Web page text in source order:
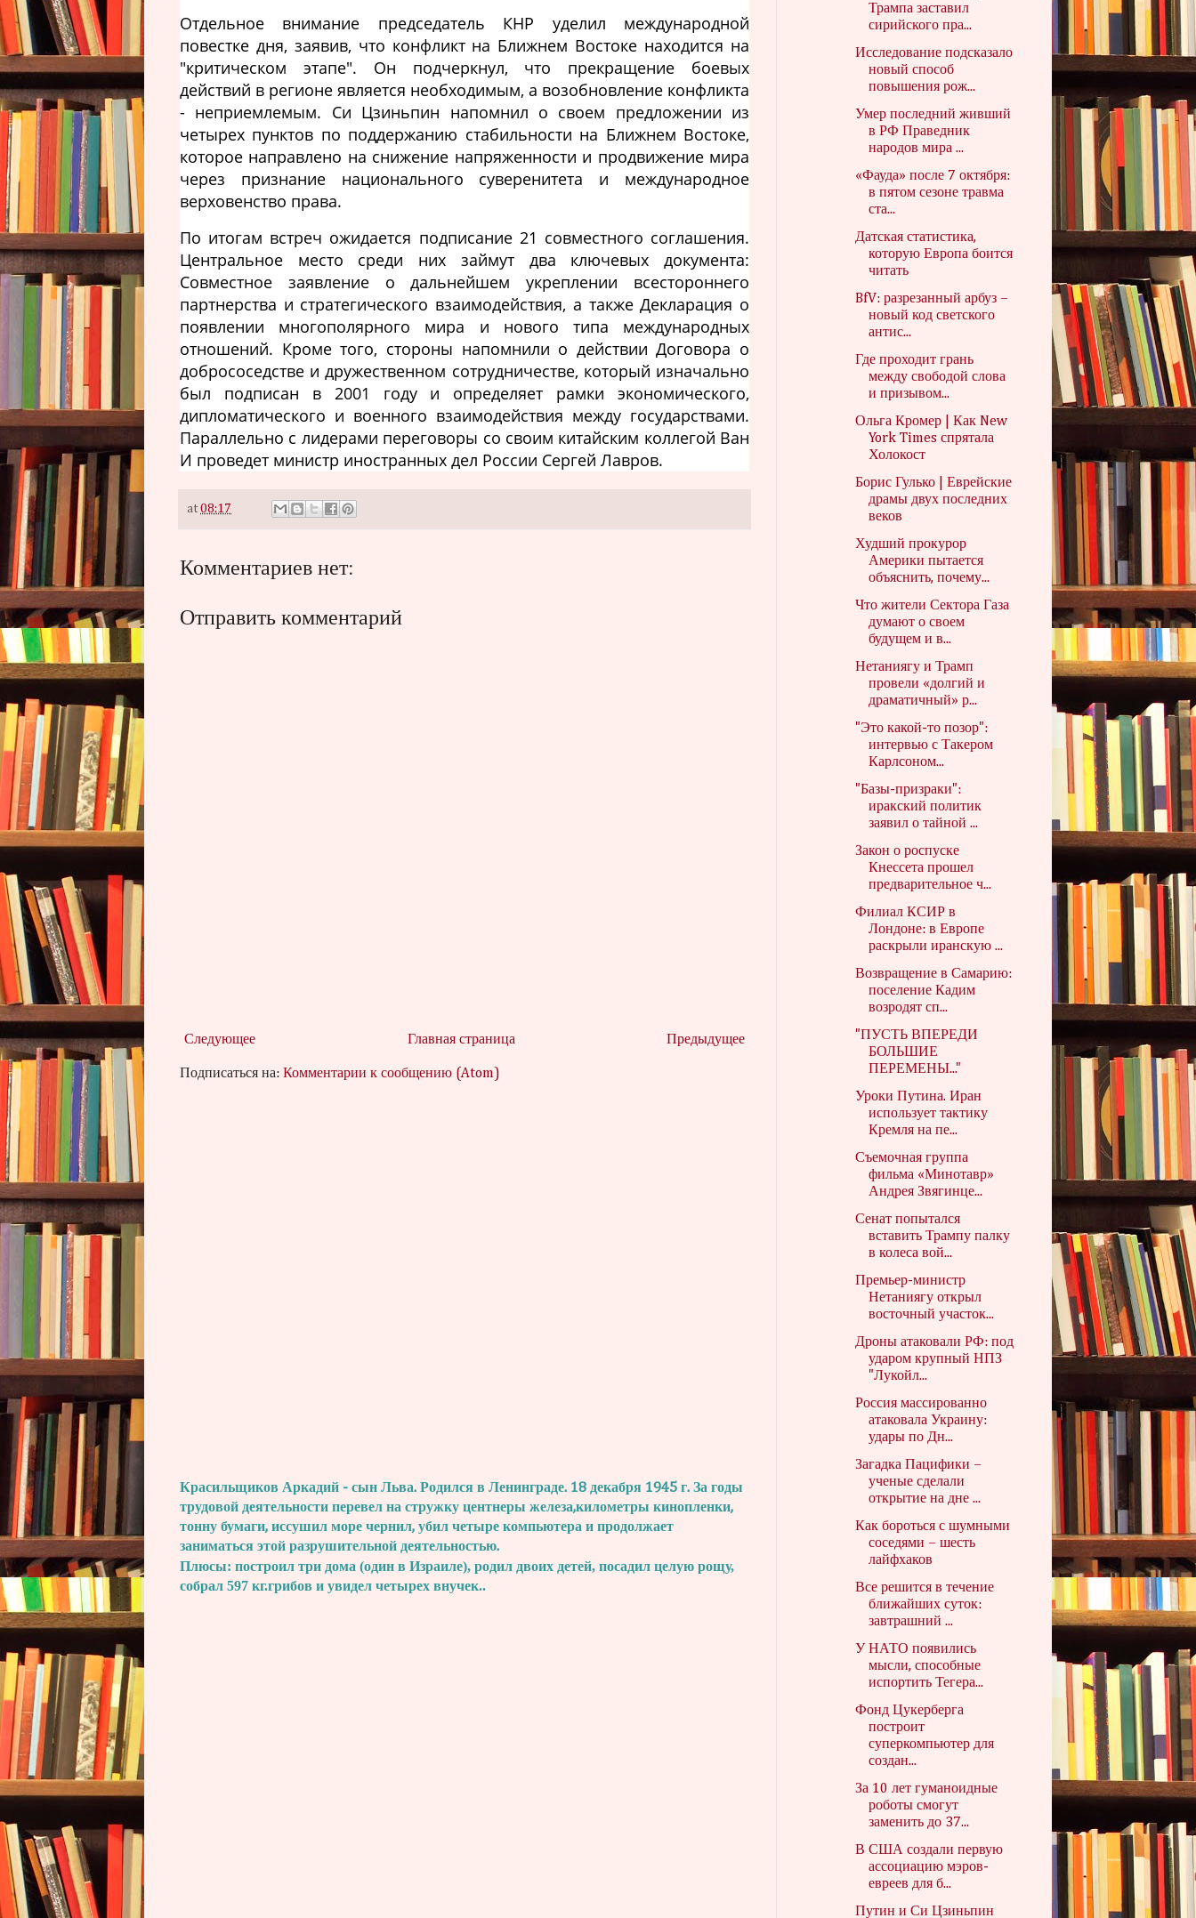
Отдельное внимание председатель КНР уделил международной
повестке дня, заявив, что конфликт на Ближнем Востоке находится на
"критическом этапе". Он подчеркнул, что прекращение боевых
действий в регионе является необходимым, а возобновление конфликта
- неприемлемым. Си Цзиньпин напомнил о своем предложении из
четырех пунктов по поддержанию стабильности на Ближнем Востоке,
которое направлено на снижение напряженности и продвижение мира
через признание национального суверенитета и международное
верховенство права.
По итогам встреч ожидается подписание 21 совместного соглашения.
Центральное место среди них займут два ключевых документа:
Совместное заявление о дальнейшем укреплении всестороннего
партнерства и стратегического взаимодействия, а также Декларация о
появлении многополярного мира и нового типа международных
отношений. Кроме того, стороны напомнили о действии Договора о
добрососедстве и дружественном сотрудничестве, который изначально
был подписан в 2001 году и определяет рамки экономического,
дипломатического и военного взаимодействия между государствами.
Параллельно с лидерами переговоры со своим китайским коллегой Ван
И проведет министр иностранных дел России Сергей Лавров.
at08:17
Комментариев нет:
Отправить комментарий
Следующее Предыдущее
Главная страница
Подписаться на: Комментарии к сообщению (Atom)
Красильщиков Аркадий - сын Льва. Родился в Ленинграде. 18 декабря 1945 г. За годы
трудовой деятельности перевел на стружку центнеры железа,километры кинопленки,
тонну бумаги, иссушил море чернил, убил четыре компьютера и продолжает
заниматься этой разрушительной деятельностью.
Плюсы: построил три дома (один в Израиле), родил двоих детей, посадил целую рощу,
собрал 597 кг.грибов и увидел четырех внучек..
Трампа заставил
сирийского пра...
Исследование подсказало
новый способ
повышения рож...
Умер последний живший
в РФ Праведник
народов мира ...
«Фауда» после 7 октября:
в пятом сезоне травма
ста...
Датская статистика,
которую Европа боится
читать
BfV: разрезанный арбуз –
новый код светского
антис...
Где проходит грань
между свободой слова
и призывом...
Ольга Кромер | Как New
York Times спрятала
Холокост
Борис Гулько | Еврейские
драмы двух последних
веков
Худший прокурор
Америки пытается
объяснить, почему...
Что жители Сектора Газа
думают о своем
будущем и в...
Нетаниягу и Трамп
провели «долгий и
драматичный» р...
"Это какой-то позор":
интервью с Такером
Карлсоном...
"Базы-призраки":
иракский политик
заявил о тайной ...
Закон о роспуске
Кнессета прошел
предварительное ч...
Филиал КСИР в
Лондоне: в Европе
раскрыли иранскую ...
Возвращение в Самарию:
поселение Кадим
возродят сп...
"ПУСТЬ ВПЕРЕДИ
БОЛЬШИЕ
ПЕРЕМЕНЫ..."
Уроки Путина. Иран
использует тактику
Кремля на пе...
Съемочная группа
фильма «Минотавр»
Андрея Звягинце...
Сенат попытался
вставить Трампу палку
в колеса вой...
Премьер-министр
Нетаниягу открыл
восточный участок...
Дроны атаковали РФ: под
ударом крупный НПЗ
"Лукойл...
Россия массированно
атаковала Украину:
удары по Дн...
Загадка Пацифики –
ученые сделали
открытие на дне ...
Как бороться с шумными
соседями – шесть
лайфхаков
Все решится в течение
ближайших суток:
завтрашний ...
У НАТО появились
мысли, способные
испортить Тегера...
Фонд Цукерберга
построит
суперкомпьютер для
создан...
За 10 лет гуманоидные
роботы смогут
заменить до 37...
В США создали первую
ассоциацию мэров-
евреев для б...
Путин и Си Цзиньпин